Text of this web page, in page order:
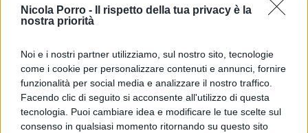
Nicola Porro -
Il rispetto della tua privacy è la
nostra priorità
Noi e i nostri partner utilizziamo, sul nostro sito, tecnologie
come i cookie per personalizzare contenuti e annunci, fornire
funzionalità per social media e analizzare il nostro traffico.
Facendo clic di seguito si acconsente all'utilizzo di questa
tecnologia. Puoi cambiare idea e modificare le tue scelte sul
consenso in qualsiasi momento ritornando su questo sito
categorie di peso, figuriamoci se possa essere
ininfluente il genere.
Nemmeno di fronte al tema sicurezza si sono
fermati. Angela doveva farsi massacrare, un
sacrificionecessario a soddisfare la loro
ideologia .